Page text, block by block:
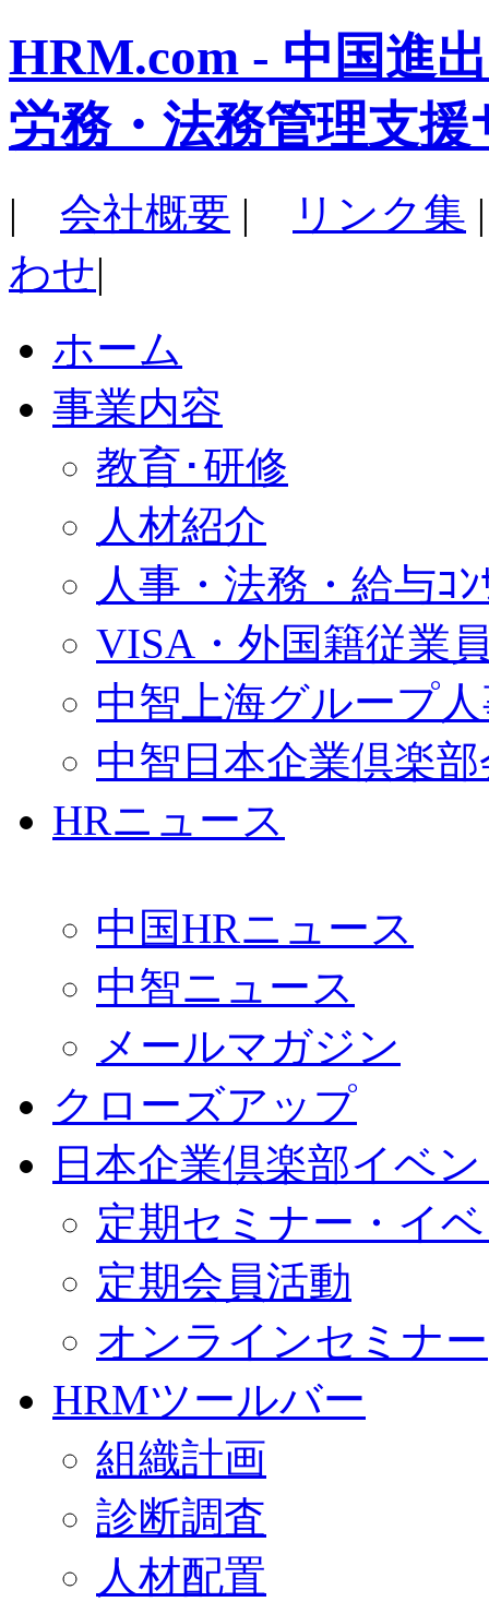
HRM.com - 中国進
労務・法務管理支援
| 会社概要 | リンク集
わせ|
ホーム
事業内容
教育･研修
人材紹介
人事・法務・給与ｺﾝ
VISA・外国籍従業
中智上海グループ
中智日本企業倶楽
HRニュース
中国HRニュース
中智ニュース
メールマガジン
クローズアップ
日本企業倶楽部イベ
定期セミナー・イ
定期会員活動
オンラインセミナー
HRMツールバー
組織計画
診断調査
人材配置